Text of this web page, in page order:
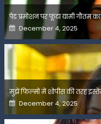
पेड प्रमोशन पर फूटा यामी गौतम
Posted
on
December 4, 2025
मुझे फिल्मों में शोपीस की तरह
Posted
on
December 4, 2025